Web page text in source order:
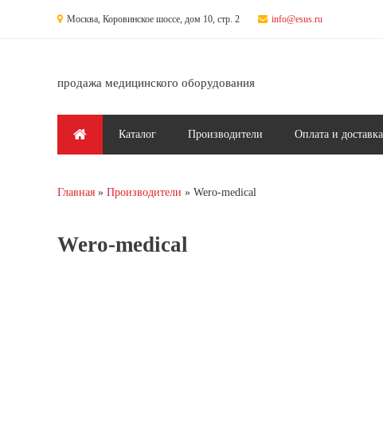
Москва, Коровинское шоссе, дом 10, стр. 2 info@esus.ru
продажа медицинского оборудования
Главное менюКаталог Производители Оплата и доставка
Вы здесь
Главная Производители Wero-medical
Wero-medical